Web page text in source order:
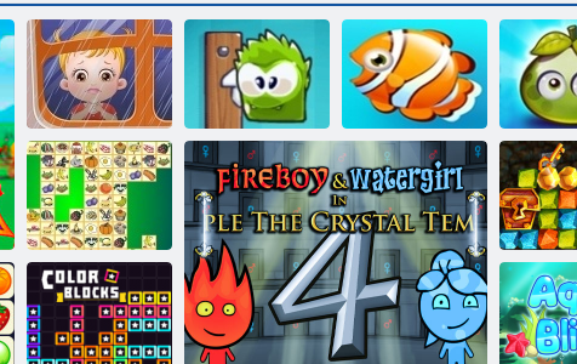
Baby Hazel: la
festa del papà
La mia scatola di
cioccolatini
Vacanze con i
pesci
succose
Kris Mahjong
Caccia
corsa